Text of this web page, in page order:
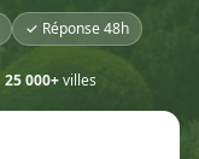
✓ Réponse 48h
25 000+villes